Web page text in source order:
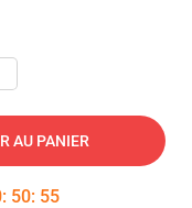
AU PANIER
: 50: 54